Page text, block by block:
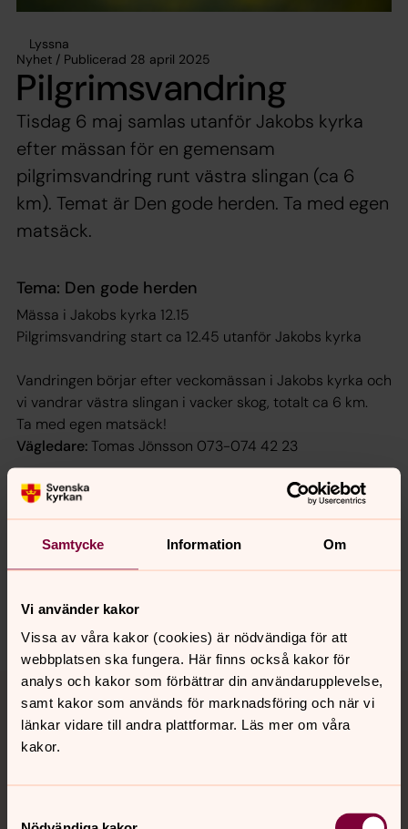
Samtycke Information Om
Vi använder kakor
Vissa av våra kakor (cookies) är nödvändiga för att
webbplatsen ska fungera. Här finns också kakor för
analys och kakor som förbättrar din användarupplevelse,
samt kakor som används för marknadsföring och när vi
länkar vidare till andra plattformar. Läs mer om våra
kakor.
Lyssna
Nyhet / Publicerad 28 april 2025
Pilgrimsvandring
Tisdag 6 maj samlas utanför Jakobs kyrka
efter mässan för en gemensam
pilgrimsvandring runt västra slingan (ca 6
km). Temat är Den gode herden. Ta med egen
matsäck.
Tema: Den gode herden
Mässa i Jakobs kyrka 12.15
Pilgrimsvandring start ca 12.45 utanför Jakobs kyrka
Vandringen börjar efter veckomässan i Jakobs kyrka och
vi vandrar västra slingan i vacker skog, totalt ca 6 km.
Ta med egen matsäck!
Vägledare:Tomas Jönsson 073-074 42 23
Synpunkter eller frågor på sidans
innehåll?
Dela
Tillbaka till toppen
Tillbaka till innehållet